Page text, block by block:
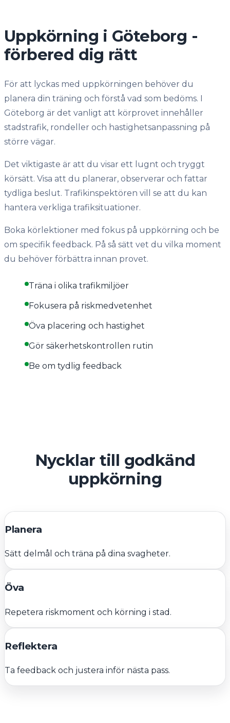
Uppkörning i Göteborg -
förbered dig rätt
För att lyckas med uppkörningen behöver du
planera din träning och förstå vad som bedöms. I
Göteborg är det vanligt att körprovet innehåller
stadstrafik, rondeller och hastighetsanpassning på
större vägar.
Det viktigaste är att du visar ett lugnt och tryggt
körsätt. Visa att du planerar, observerar och fattar
tydliga beslut. Trafikinspektören vill se att du kan
hantera verkliga trafiksituationer.
Boka körlektioner med fokus på uppkörning och be
om specifik feedback. På så sätt vet du vilka moment
du behöver förbättra innan provet.
Träna i olika trafikmiljöer
Fokusera på riskmedvetenhet
Öva placering och hastighet
Gör säkerhetskontrollen rutin
Be om tydlig feedback
Nycklar till godkänd
uppkörning
Planera
Sätt delmål och träna på dina svagheter.
Öva
Repetera riskmoment och körning i stad.
Reflektera
Ta feedback och justera inför nästa pass.